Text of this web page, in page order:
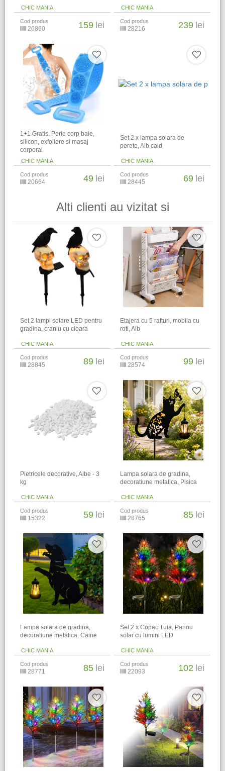
CHIC MANIA
Cod produs
26860 159 lei
CHIC MANIA
Cod produs
28216 239 lei
1+1 Gratis. Perie corp baie,
silicon, exfoliere si masaj
corporal
CHIC MANIA
Cod produs
20664 49 lei
Set 2 x lampa solara de
perete, Alb cald
CHIC MANIA
Cod produs
28445 69 lei
Alti clienti au vizitat si
Set 2 lampi solare LED pentru
gradina, craniu cu cioara
CHIC MANIA
Cod produs
28845 89 lei
Etajera cu 5 rafturi, mobila cu
roti, Alb
CHIC MANIA
Cod produs
28574 99 lei
Pietricele decorative, Albe - 3
kg
CHIC MANIA
Cod produs
15322 59 lei
Lampa solara de gradina,
decoratiune metalica, Pisica
CHIC MANIA
Cod produs
28765 85 lei
Lampa solara de gradina,
decoratiune metalica, Caine
CHIC MANIA
Cod produs
28771 85 lei
Set 2 x Copac Tuia, Panou
solar cu lumini LED
CHIC MANIA
Cod produs
22093 102 lei